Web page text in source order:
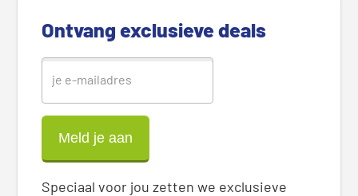
Ontvang exclusieve deals
Speciaal voor jou zetten we exclusieve